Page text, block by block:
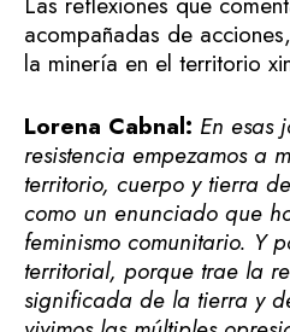
acompañadas de
la minería en el territorio
Lorena Cabnal: En esas
resistencia empezamos a
territorio, cuerpo y tierra
como un enunciado que
feminismo comunitario. Y
territorial, porque trae la
significada de la tierra y